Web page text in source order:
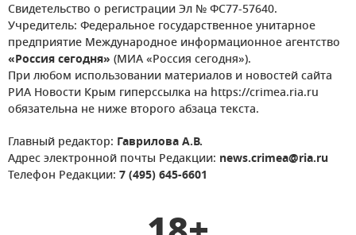
Свидетельство о регистрации Эл № ФС77-57640.
Учредитель: Федеральное государственное унитарное
предприятие Международное информационное агентство
«Россия сегодня» (МИА «Россия сегодня»).
При любом использовании материалов и новостей сайта
РИА Новости Крым гиперссылка на https://crimea.ria.ru
обязательна не ниже второго абзаца текста.
Главный редактор: Гаврилова А.В.
Адрес электронной почты Редакции: news.crimea@ria.ru
Телефон Редакции: 7 (495) 645-6601